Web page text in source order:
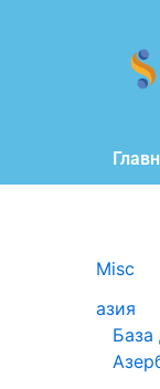
Misc
азия
База